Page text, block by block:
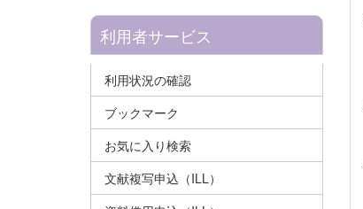
利用者サービス
利用状況の確認
ブックマーク
お気に入り検索
文献複写申込（ILL）